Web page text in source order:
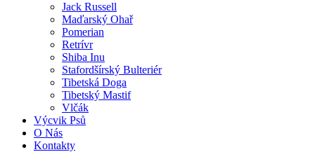
Jack Russell
Maďarský Ohař
Pomerian
Retrívr
Shiba Inu
Stafordšírský Bulteriér
Tibetská Doga
Tibetský Mastif
Vlčák
Výcvik Psů
O Nás
Kontakty